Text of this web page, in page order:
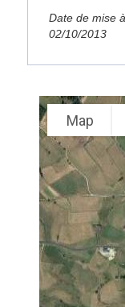
Date de mise
02/10/2013
Map